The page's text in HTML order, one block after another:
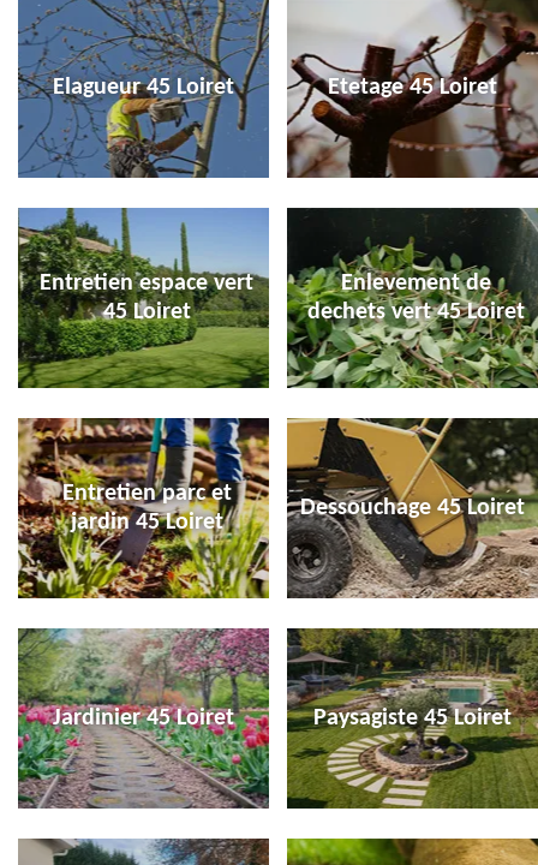
Elagueur 45 Loiret Etetage 45 Loiret
Entretien espace vert
45 Loiret
Enlevement de
dechets vert 45 Loiret
Entretien parc et
jardin 45 Loiret
Dessouchage 45 Loiret
Jardinier 45 Loiret Paysagiste 45 Loiret